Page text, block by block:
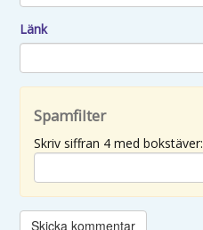
Länk
Spamfilter
Skriv siffran 4 med bokstäver: